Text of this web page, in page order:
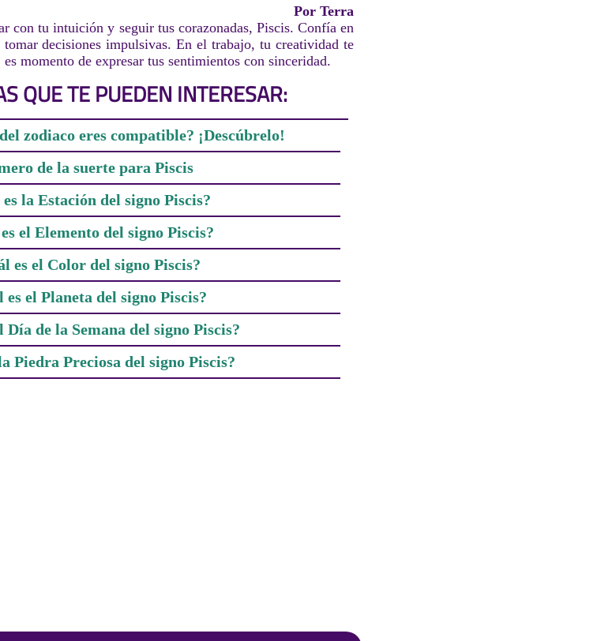
Por Terra
con tu intuición y seguir tus corazonadas, Piscis. Confía en
decisiones impulsivas. En el trabajo, tu creatividad te
momento de expresar tus sentimientos con sinceridad.
QUE TE PUEDEN INTERESAR:
zodiaco eres compatible? ¡Descúbrelo!
de la suerte para Piscis
la Estación del signo Piscis?
el Elemento del signo Piscis?
es el Color del signo Piscis?
es el Planeta del signo Piscis?
Día de la Semana del signo Piscis?
Piedra Preciosa del signo Piscis?